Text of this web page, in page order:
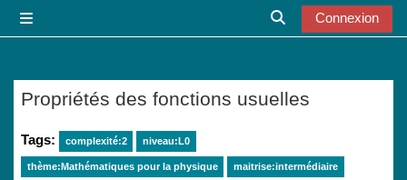
Activer/désactiver
Connexion
Propriétés des fonctions usuelles
Tags: complexité:2 niveau:L0
thème:Mathématiques pour la physique maitrise:intermédiaire